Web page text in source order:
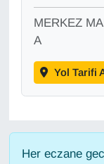
MERKEZ
A
Yol Tarifi
Her eczane
En çok
GENEL